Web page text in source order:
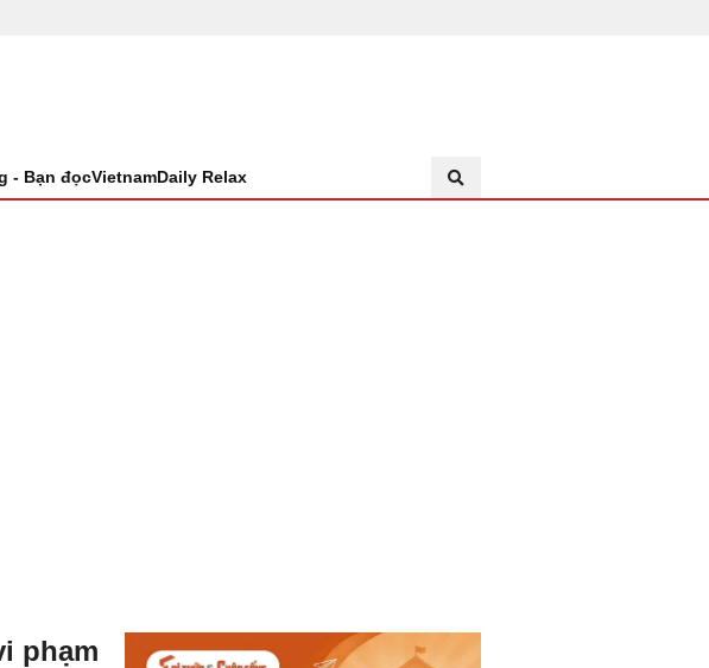
- Bạn đọcVietnamDaily Relax
phạm